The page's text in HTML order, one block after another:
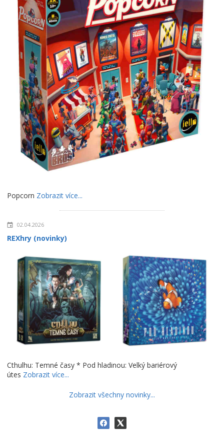
Popcorn Zobrazit více...
02.04.2026
REXhry (novinky)
Cthulhu: Temné časy * Pod hladinou: Velký bariérový
útes Zobrazit více...
Zobrazit všechny novinky...